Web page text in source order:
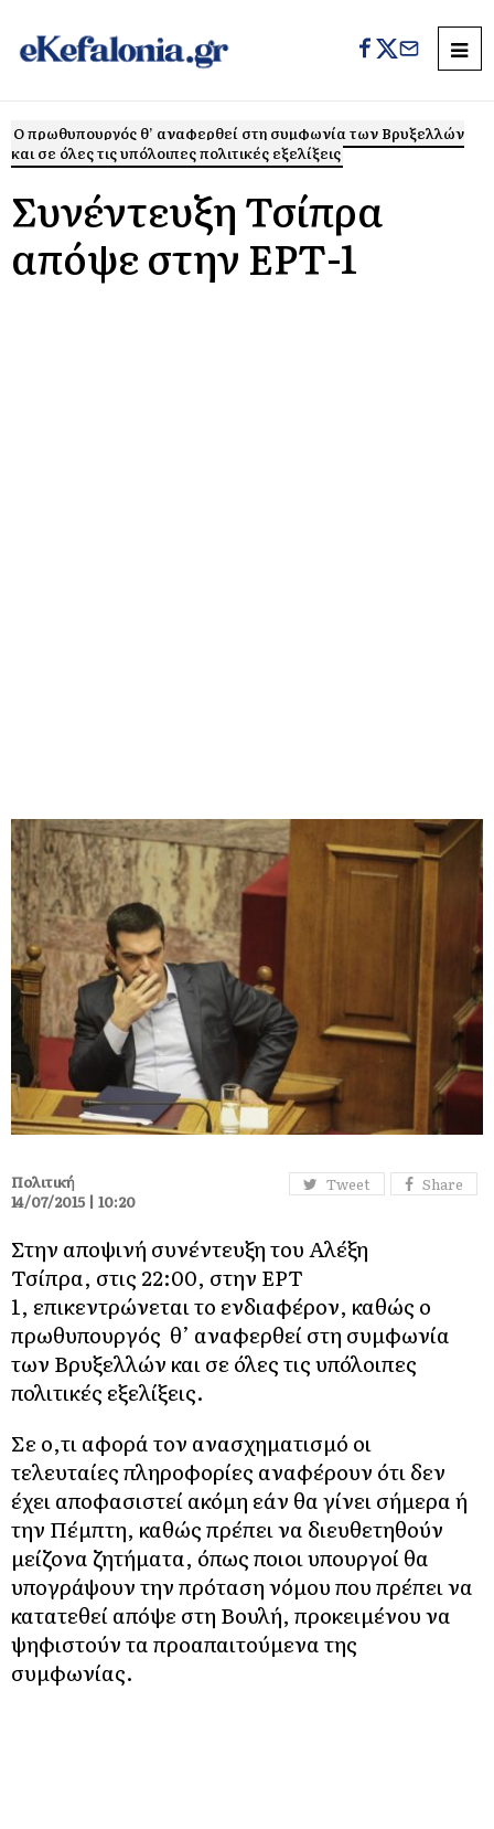
O πρωθυπουργός θ’ αναφερθεί στη συμφωνία των Βρυξελλών
και σε όλες τις υπόλοιπες πολιτικές εξελίξεις
Συνέντευξη Τσίπρα
απόψε στην ΕΡΤ-1
Tweet Share
Πολιτική
14/07/2015 | 10:20
Στην αποψινή συνέντευξη του Αλέξη
Τσίπρα, στις 22:00, στην ΕΡΤ
1, επικεντρώνεται το ενδιαφέρον, καθώς ο
πρωθυπουργός θ’ αναφερθεί στη συμφωνία
των Βρυξελλών και σε όλες τις υπόλοιπες
πολιτικές εξελίξεις.
Σε ο,τι αφορά τον ανασχηματισμό οι
τελευταίες πληροφορίες αναφέρουν ότι δεν
έχει αποφασιστεί ακόμη εάν θα γίνει σήμερα ή
την Πέμπτη, καθώς πρέπει να διευθετηθούν
μείζονα ζητήματα, όπως ποιοι υπουργοί θα
υπογράψουν την πρόταση νόμου που πρέπει να
κατατεθεί απόψε στη Βουλή, προκειμένου να
ψηφιστούν τα προαπαιτούμενα της
συμφωνίας.